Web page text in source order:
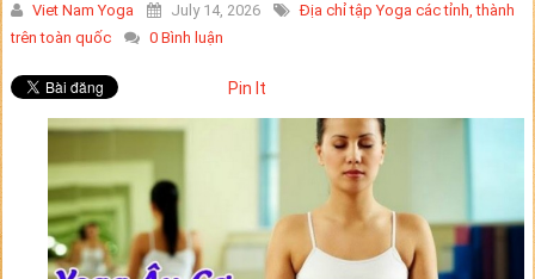
Viet Nam Yoga July 14, 2026
Địa chỉ tập Yoga các tỉnh, thành
trên toàn quốc
0 Bình luận
Pin It